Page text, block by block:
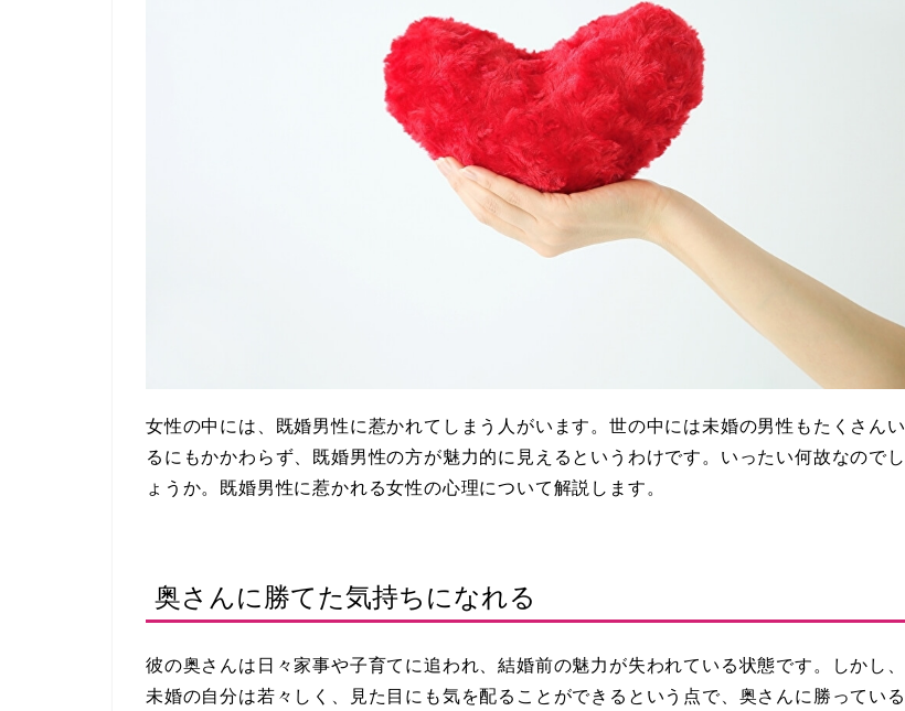
女性の中には、既婚男性に惹かれてしまう人がいます。世の中には未婚の男性もたくさんい
るにもかかわらず、既婚男性の方が魅力的に見えるというわけです。いったい何故なのでし
ょうか。既婚男性に惹かれる女性の心理について解説します。
奥さんに勝てた気持ちになれる
彼の奥さんは日々家事や子育てに追われ、結婚前の魅力が失われている状態です。しかし、
未婚の自分は若々しく、見た目にも気を配ることができるという点で、奥さんに勝っている